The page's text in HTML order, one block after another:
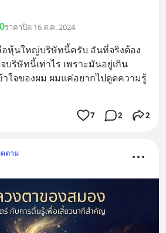
ราคาปิด 16 ส.ค. 2024
อหุ้นใหญ่บริษัทนี้ครับ อันที่จริงต้อง
บริษัทนี้เท่าไร เพราะมันอยู่เกิน
ใจของผม ผมแค่อยากไปดูดความรู้
7 2 2
ตาม